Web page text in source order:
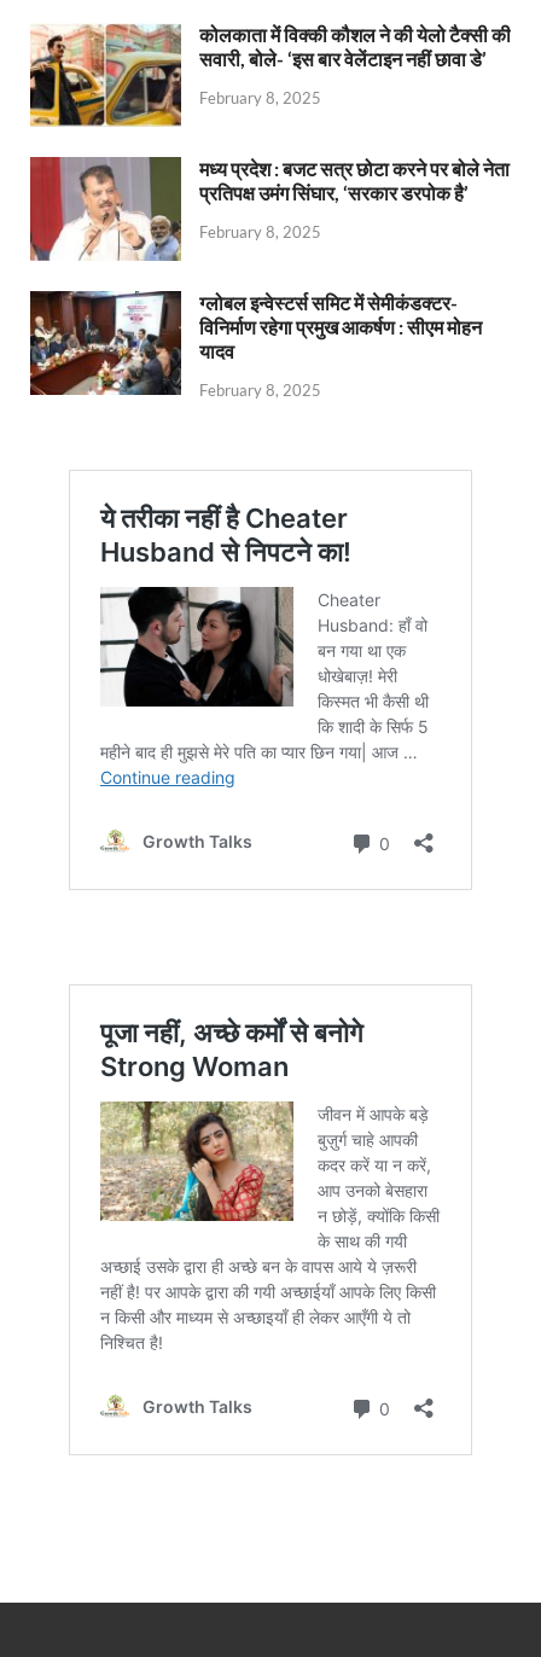
कोलकाता में विक्की कौशल ने की येलो टैक्सी की
सवारी, बोले- ‘इस बार वेलेंटाइन नहीं छावा डे’
February 8, 2025
मध्य प्रदेश : बजट सत्र छोटा करने पर बोले नेता
प्रतिपक्ष उमंग सिंघार, ‘सरकार डरपोक है’
February 8, 2025
ग्लोबल इन्वेस्टर्स समिट में सेमीकंडक्टर-
विनिर्माण रहेगा प्रमुख आकर्षण : सीएम मोहन
यादव
February 8, 2025